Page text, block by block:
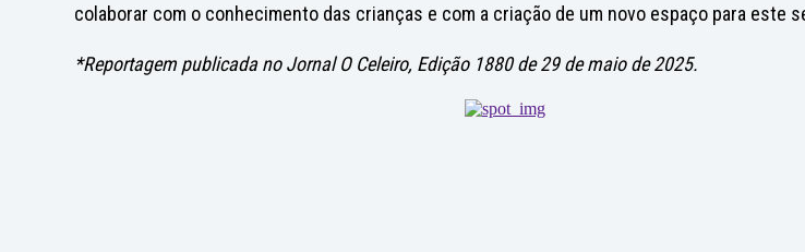
colaborar com o conhecimento das crianças e com a criação de um novo espaço para este
*Reportagem publicada no Jornal O Celeiro, Edição 1880 de 29 de maio de 2025.